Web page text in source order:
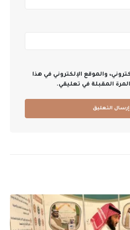
والموقع الإلكتروني في هذا
المقبلة في تعليقي.